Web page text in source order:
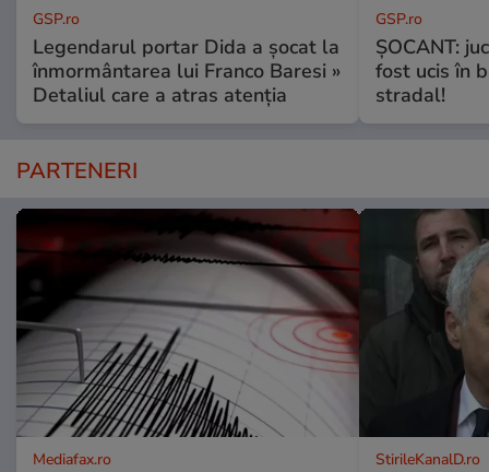
GSP.ro
Legendarul portar Dida a șocat la
înmormântarea lui Franco Baresi »
Detaliul care a atras atenția
GSP.ro
ȘOCANT:
fost ucis în
stradal!
PARTENERI
Mediafax.ro StirileKanalD.ro